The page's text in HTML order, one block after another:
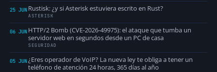
25 JUN Rustisk: ¿y si Asterisk estuviera escrito en Rust?
ASTERISK
06 JUN HTTP/2 Bomb (CVE-2026-49975): el ataque que tumba un
servidor web en segundos desde un PC de casa
SEGURIDAD
05 JUN¿Eres operador de VoIP? La nueva ley te obliga a tener un
teléfono de atención 24 horas, 365 días al año